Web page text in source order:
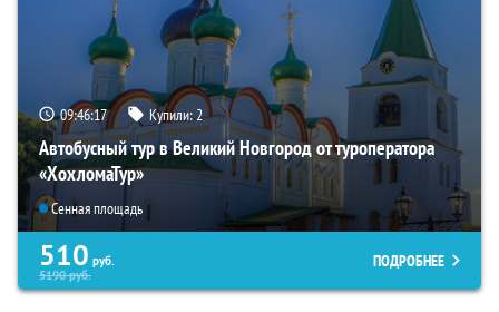
09:46:16 Купили:2
Автобусный тур в Великий Новгород от туроператора
«ХохломаТур»
Сенная площадь
510 руб.
5190руб.
ПОДРОБНЕЕ